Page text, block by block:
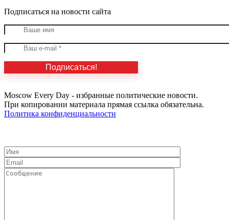
Подписаться на новости сайта
Moscow Every Day - избранные политические новости.
При копировании материала прямая ссылка обязательна.
Политика конфиденциальности